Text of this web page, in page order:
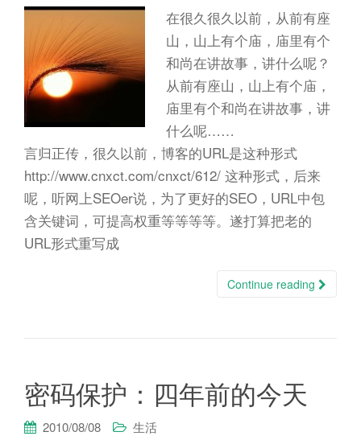
在很久很久以前，从前有座
山，山上有个庙，庙里有个
和尚在讲故事，讲什么呢？
从前有座山，山上有个庙，
庙里有个和尚在讲故事，讲
什么呢……
言归正传，很久以前，博客的URL是这种形式
http://www.cnxct.com/cnxct/612/ 这种形式，后来
呢，听网上SEOer说，为了更好的SEO，URL中包
含关键词，可提高权重等等等等。遂打算把老的
URL形式重写成
Continue reading
密码保护：四年前的今天
2010/08/08 生活